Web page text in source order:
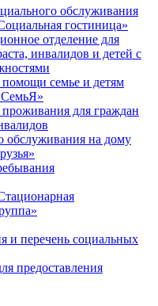
обслуживания
гостиница»
отделение для
инвалидов и детей с
семье и детям
для граждан
обслуживания на дому
и перечень социальных
предоставления